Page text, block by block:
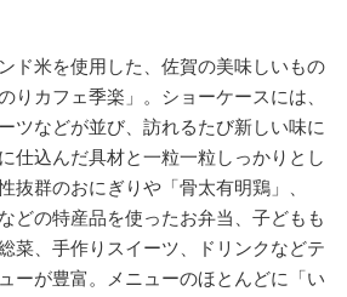
ド米を使用した、佐賀の美味しいもの
りカフェ季楽」。ショーケースには、
ツなどが並び、訪れるたび新しい味に
仕込んだ具材と一粒一粒しっかりとし
抜群のおにぎりや「骨太有明鶏」、
どの特産品を使ったお弁当、子どもも
菜、手作りスイーツ、ドリンクなどテ
ーが豊富。メニューのほとんどに「い